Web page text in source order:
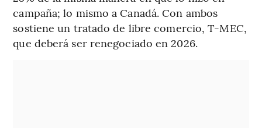
campaña; lo mismo a Canadá. Con ambos
sostiene un tratado de libre comercio, T-MEC,
que deberá ser renegociado en 2026.